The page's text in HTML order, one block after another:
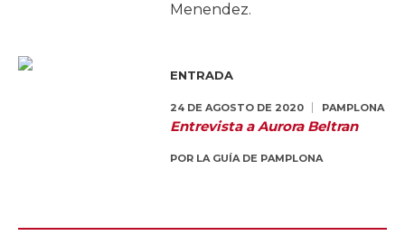
Menendez.
ENTRADA
24 DE AGOSTO DE 2020 PAMPLONA
Entrevista a Aurora Beltran
POR LA GUÍA DE PAMPLONA